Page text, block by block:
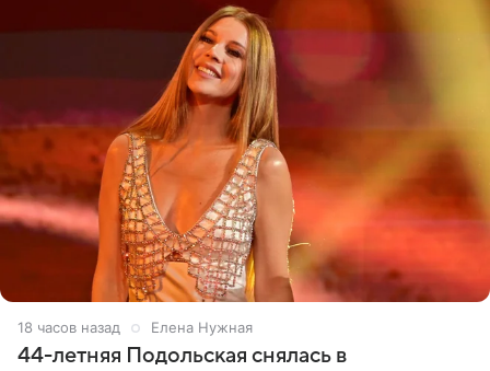
18 часов назад Елена Нужная
44-летняя Подольская снялась в